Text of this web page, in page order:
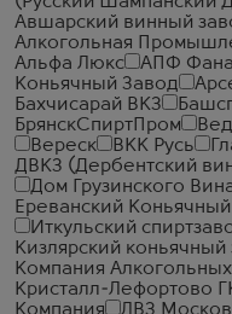
Авшарский винный
Алкогольная
Альфа Люкс
АПФ
Коньячный Завод
Бахчисарай ВКЗ
БрянскСпиртПром
Вереск
ВКК Русь
ДВКЗ (Дербентский
Дом Грузинского
Ереванский
Иткульский
Кизлярский коньячный
Компания
Кристалл-Лефортово